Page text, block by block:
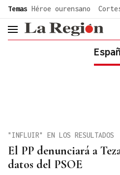
common.go-to-content
Temas Héroe ourensano
header.menu.open
El PP denunciará a
datos del PSOE
"INFLUIR" EN LOS RESULTADOS